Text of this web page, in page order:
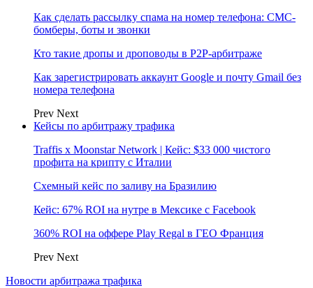
Как сделать рассылку спама на номер телефона: СМС-
бомберы, боты и звонки
Кто такие дропы и дроповоды в P2P-арбитраже
Как зарегистрировать аккаунт Google и почту Gmail без
номера телефона
Prev Next
Кейсы по арбитражу трафика
Traffis x Moonstar Network | Кейс: $33 000 чистого
профита на крипту с Италии
Схемный кейс по заливу на Бразилию
Кейс: 67% ROI на нутре в Мексике с Facebook
360% ROI на оффере Play Regal в ГЕО Франция
Prev Next
Новости арбитража трафика